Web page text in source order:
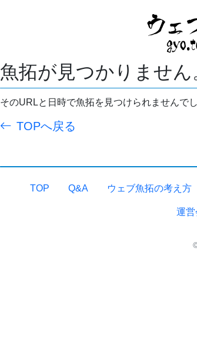
魚拓が見つかりません
そのURLと日時で魚拓を見つけられませんでし
TOPへ戻る
TOP Q&A ウェブ魚拓の考え方
運営